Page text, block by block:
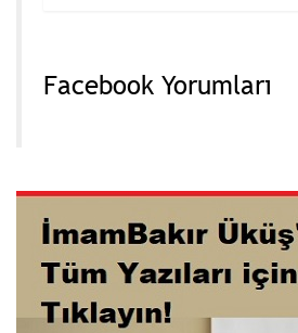
Facebook Yorumları